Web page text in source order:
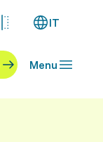
IT
Menu